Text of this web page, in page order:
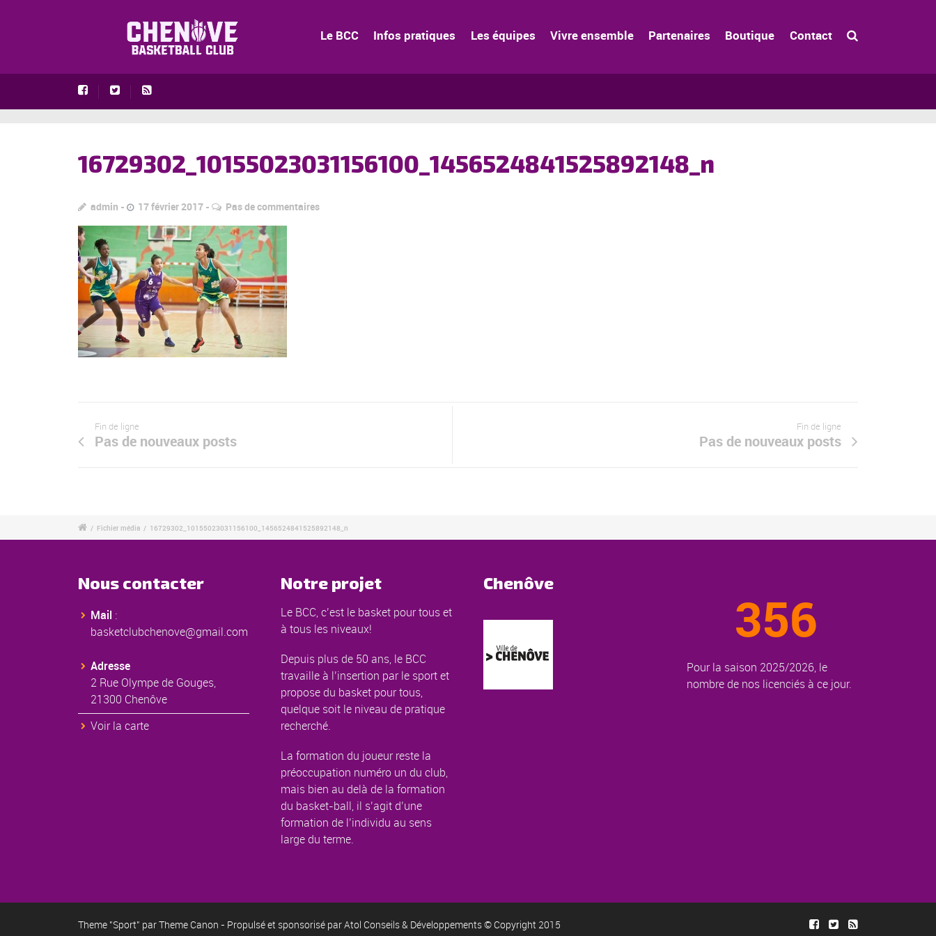
Le BCC Infos pratiques Les équipes Vivre ensemble Partenaires Boutique Contact
16729302_10155023031156100_1456524841525892148_n
admin 17 février 2017 Pas de commentaires
Fin de ligne
Pas de nouveaux posts
Fin de ligne
Pas de nouveaux posts
/ Fichier média / 16729302_10155023031156100_1456524841525892148_n
Nous contacter
Mail :
basketclubchenove@gmail.com
Adresse
2 Rue Olympe de Gouges,
21300 Chenôve
Voir la carte
Notre projet
Le BCC, c’est le basket pour tous et
à tous les niveaux!
Depuis plus de 50 ans, le BCC
travaille à l’insertion par le sport et
propose du basket pour tous,
quelque soit le niveau de pratique
recherché.
La formation du joueur reste la
préoccupation numéro un du club,
mais bien au delà de la formation
du basket-ball, il s’agit d’une
formation de l’individu au sens
large du terme.
Chenôve
356
Pour la saison 2025/2026, le
nombre de nos licenciés à ce jour.
Theme "Sport" parTheme Canon - Propulsé et sponsorisé parAtol Conseils & Développements© Copyright 2015